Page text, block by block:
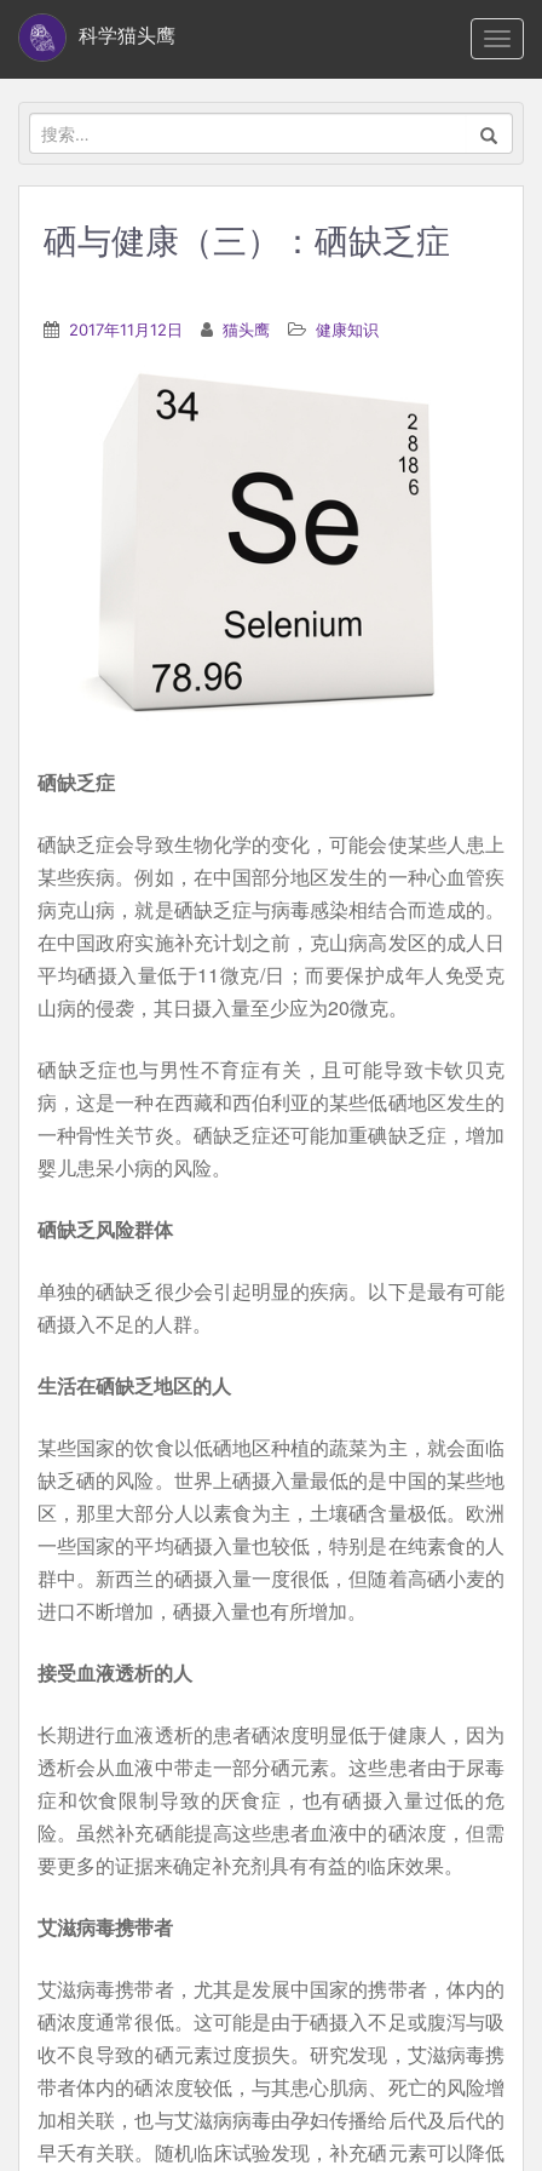
i
科学猫头鹰
搜
索：
硒与健康（三）：硒缺乏症
2017年11月12日 猫头鹰 健康知识
硒缺乏症
硒缺乏症会导致生物化学的变化，可能会使某些人患上
某些疾病。例如，在中国部分地区发生的一种心血管疾
病克山病，就是硒缺乏症与病毒感染相结合而造成的。
在中国政府实施补充计划之前，克山病高发区的成人日
平均硒摄入量低于11微克/日；而要保护成年人免受克
山病的侵袭，其日摄入量至少应为20微克。
硒缺乏症也与男性不育症有关，且可能导致卡钦贝克
病，这是一种在西藏和西伯利亚的某些低硒地区发生的
一种骨性关节炎。硒缺乏症还可能加重碘缺乏症，增加
婴儿患呆小病的风险。
硒缺乏风险群体
单独的硒缺乏很少会引起明显的疾病。以下是最有可能
硒摄入不足的人群。
生活在硒缺乏地区的人
某些国家的饮食以低硒地区种植的蔬菜为主，就会面临
缺乏硒的风险。世界上硒摄入量最低的是中国的某些地
区，那里大部分人以素食为主，土壤硒含量极低。欧洲
一些国家的平均硒摄入量也较低，特别是在纯素食的人
群中。新西兰的硒摄入量一度很低，但随着高硒小麦的
进口不断增加，硒摄入量也有所增加。
接受血液透析的人
长期进行血液透析的患者硒浓度明显低于健康人，因为
透析会从血液中带走一部分硒元素。这些患者由于尿毒
症和饮食限制导致的厌食症，也有硒摄入量过低的危
险。虽然补充硒能提高这些患者血液中的硒浓度，但需
要更多的证据来确定补充剂具有有益的临床效果。
艾滋病毒携带者
艾滋病毒携带者，尤其是发展中国家的携带者，体内的
硒浓度通常很低。这可能是由于硒摄入不足或腹泻与吸
收不良导致的硒元素过度损失。研究发现，艾滋病毒携
带者体内的硒浓度较低，与其患心肌病、死亡的风险增
加相关联，也与艾滋病病毒由孕妇传播给后代及后代的
早夭有关联。随机临床试验发现，补充硒元素可以降低